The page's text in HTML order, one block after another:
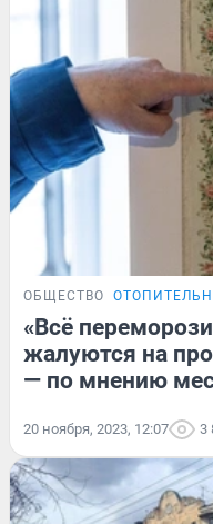
ОБЩЕСТВО
«Всё
жалуются на
— по мнению
20 ноября, 2023, 12:07 3